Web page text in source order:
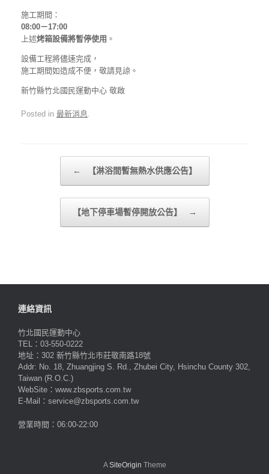
施工期間：
08:00－17:00
上述烤箱設備將暫停使用 。
設備工程將儘速完成，
施工期間如造成不便，敬請見諒。
新竹縣竹北國民運動中心 敬啟
Posted in 最新消息.
← 【淋浴間暫無熱水供應公告】
【地下停車場暫停開放公告】 →
連絡資訊
竹北國民運動中心
TEL：03-550-0222
地址：302 新竹縣竹北市莊敬南路18號
Addr: No. 18, Zhuangjing S. Rd., Zhubei City, Hsinchu County 302,
Taiwan (R.O.C.)
WebSite：www.zbsports.com.tw
E-Mail：service@zbsports.com.tw
營業時間：06:00-22:00
ASiteOrigin Theme